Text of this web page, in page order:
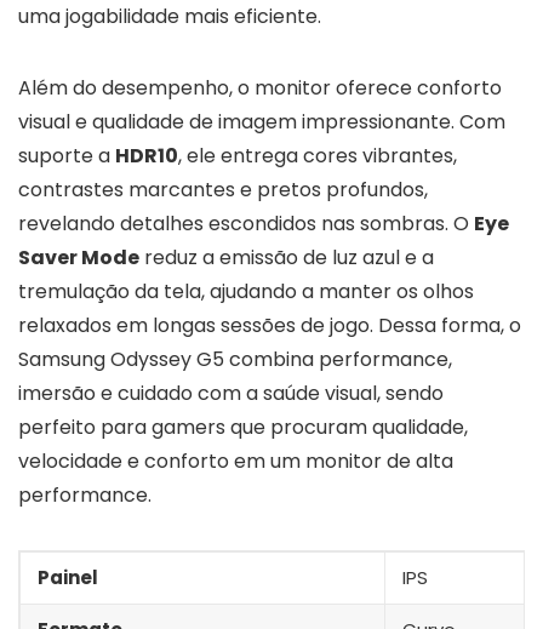
uma jogabilidade mais eficiente.
Além do desempenho, o monitor oferece conforto
visual e qualidade de imagem impressionante. Com
suporte a HDR10, ele entrega cores vibrantes,
contrastes marcantes e pretos profundos,
revelando detalhes escondidos nas sombras. O Eye
Saver Mode reduz a emissão de luz azul e a
tremulação da tela, ajudando a manter os olhos
relaxados em longas sessões de jogo. Dessa forma, o
Samsung Odyssey G5 combina performance,
imersão e cuidado com a saúde visual, sendo
perfeito para gamers que procuram qualidade,
velocidade e conforto em um monitor de alta
performance.
Painel IPS